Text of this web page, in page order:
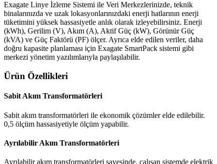
Exagate Linye İzleme Sistemi ile Veri Merkezlerinizde, teknik
binalarınızda ve uzak lokasyonlarınızdaki enerji hatlarının enerji
tüketimini yüksek hassasiyetle anlık olarak izleyebilirsiniz. Enerji
(kWh), Gerilim (V), Akım (A), Aktif Güç (kW), Görünür Güç
(kVA) ve Güç Faktörü (PF) ölçer. Ayrıca elde edilen veriler, daha
doğru kapasite planlaması için Exagate SmartPack sistemi gibi
merkezi yönetim yazılımlarıyla paylaşılabilir.
Ürün Özellikleri
Sabit Akım Transformatörleri
Sabit akım transformatörleri ile ekonomik çözümler elde edilebilir.
0,5 ölçüm hassasiyetiyle ölçüm yapabilir.
Ayrılabilir Akım Transformatörleri
Ayrılabilir akım transformatörleri sayesinde, çalışan sistemde elektrik